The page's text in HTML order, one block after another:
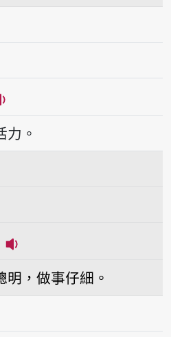
播放音讀tsing-ing
力。
，做事仔細。